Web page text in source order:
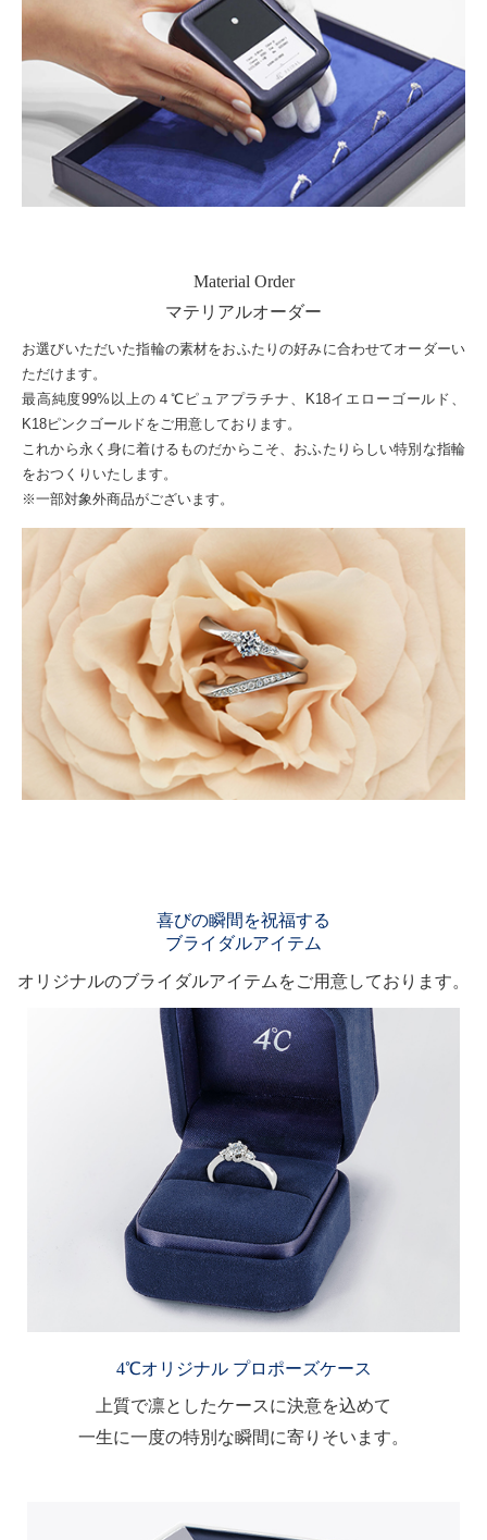
Material Order
マテリアルオーダー
お選びいただいた指輪の素材をおふたりの好みに合わせてオーダーい
ただけます。
最高純度99%以上の４℃ピュアプラチナ、K18イエローゴールド、
K18ピンクゴールドをご用意しております。
これから永く身に着けるものだからこそ、おふたりらしい特別な指輪
をおつくりいたします。
※一部対象外商品がございます。
喜びの瞬間を祝福する
ブライダルアイテム
オリジナルのブライダルアイテムをご用意しております。
4℃オリジナル プロポーズケース
上質で凛としたケースに決意を込めて
一生に一度の特別な瞬間に寄りそいます。